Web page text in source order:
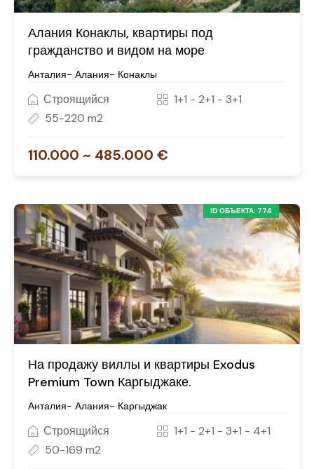
Алания Конаклы, квартиры под
гражданство и видом на море
Анталия- Алания- Конаклы
Строящийся
1+1 - 2+1 - 3+1
55-220 m2
110.000 ~ 485.000 €
ID ОБЪЕКТА: 774
На продажу виллы и квартиры Exodus
Premium Town Каргыджаке.
Анталия- Алания- Каргыджак
Строящийся
1+1 - 2+1 - 3+1 - 4+1
50-169 m2